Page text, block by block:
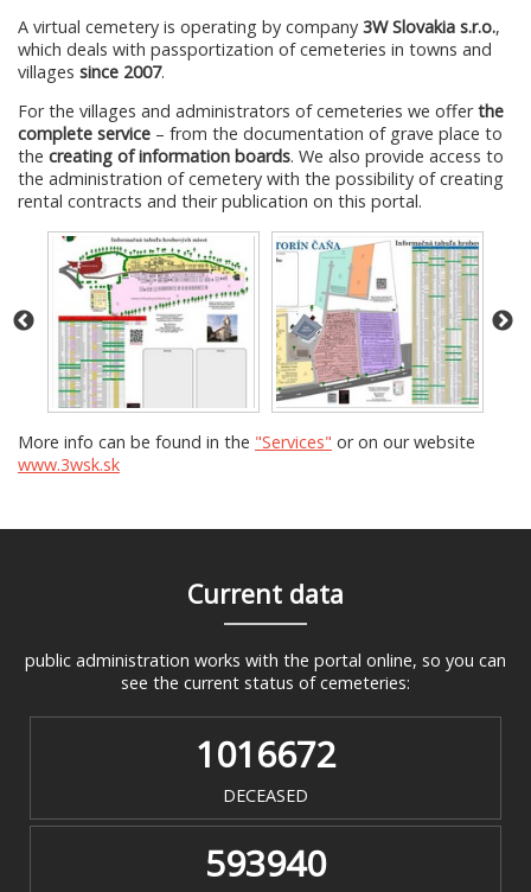
A virtual cemetery is operating by company 3W Slovakia s.r.o.,
which deals with passportization of cemeteries in towns and
villages since 2007.
For the villages and administrators of cemeteries we offerthe
complete service – from the documentation of grave place to
the creating of information boards. We also provide access to
the administration of cemetery with the possibility of creating
rental contracts and their publication on this portal.
More info can be found in the "Services" or on our website
www.3wsk.sk
Current data
public administration works with the portal online, so you can
see the current status of cemeteries:
1016672
DECEASED
593940